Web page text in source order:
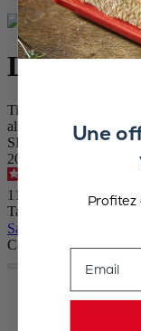
Line
Tire-bouchon
alumunium, 21 cm -
SKU
200947
119,90 €
Taille
Sauter le carrousel
Couleur
Alu
Une
Profitez